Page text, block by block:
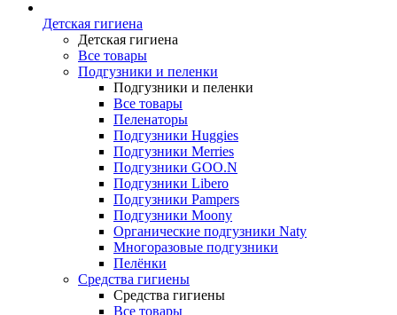
Детская гигиена
Детская гигиена
Все товары
Подгузники и пеленки
Подгузники и пеленки
Все товары
Пеленаторы
Подгузники Huggies
Подгузники Merries
Подгузники GOO.N
Подгузники Libero
Подгузники Pampers
Подгузники Moony
Органические подгузники Naty
Многоразовые подгузники
Пелёнки
Средства гигиены
Средства гигиены
Все товары